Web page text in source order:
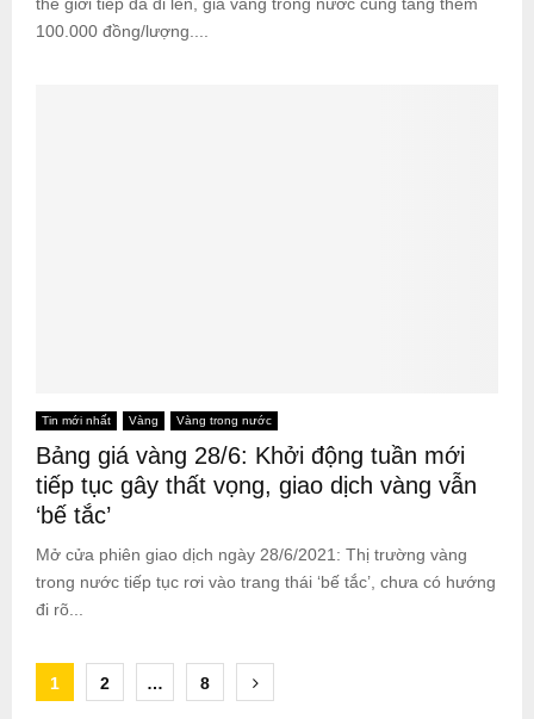
100.000 đồng/lượng....
Tin mới nhất Vàng Vàng trong nước
Bảng giá vàng 28/6: Khởi động tuần mới
tiếp tục gây thất vọng, giao dịch vàng vẫn
‘bế tắc’
Mở cửa phiên giao dịch ngày 28/6/2021: Thị trường vàng
trong nước tiếp tục rơi vào trang thái ‘bế tắc’, chưa có hướng
đi rõ...
Posts
1 2 … 8